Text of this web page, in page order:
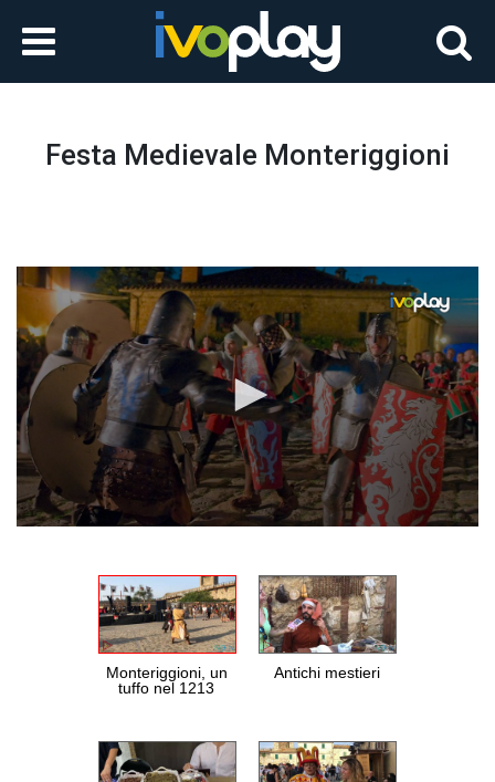
Festa Medievale Monteriggioni
Monteriggioni, un
tuffo nel 1213
Antichi mestieri